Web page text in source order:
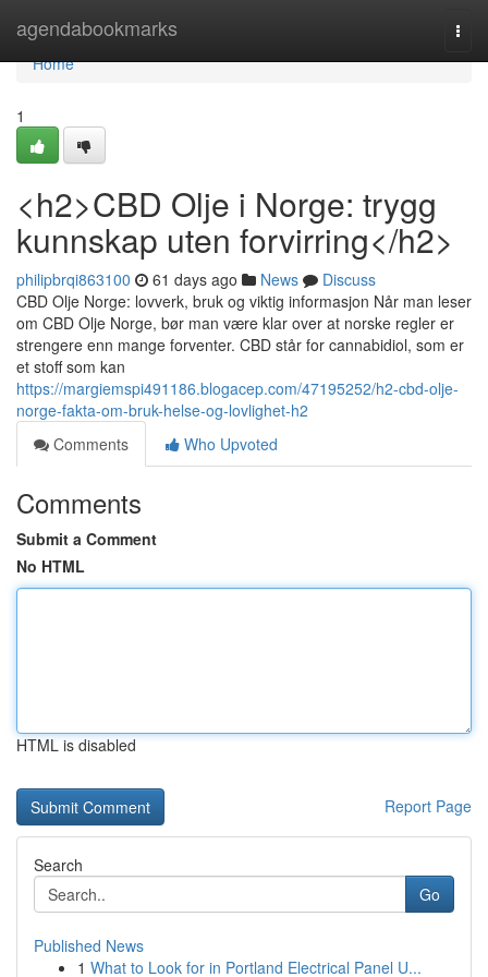
agendabookmarks
Home
Home
1
<h2>CBD Olje i Norge: trygg
kunnskap uten forvirring</h2>
philipbrqi863100 61 days ago News
Discuss
CBD Olje Norge: lovverk, bruk og viktig informasjon Når man leser
om CBD Olje Norge, bør man være klar over at norske regler er
strengere enn mange forventer. CBD står for cannabidiol, som er
et stoff som kan
https://margiemspi491186.blogacep.com/47195252/h2-cbd-olje-
norge-fakta-om-bruk-helse-og-lovlighet-h2
Comments
Who Upvoted
Comments
Submit a Comment
No HTML
HTML is disabled
Report Page
Search
Go
Published News
1 What to Look for in Portland Electrical Panel U...